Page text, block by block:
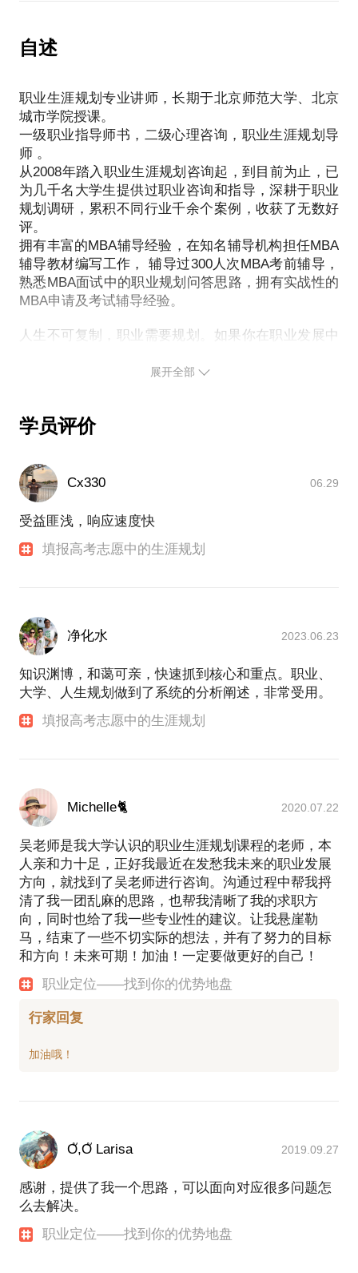
茫然是必然经历的人生状态，在很多阶段我们都会有
茫然无措的感受，作为专业的职业规划师，我会通过
企业类型的知识，综合来自家庭、兴趣、特长、学历
等多方面的考量，摒弃掉无益的思维束缚，为你找到
自身的市场价值与能够发挥自身优势的职场角色，给
出清晰的脉络，咨询时间是短暂的，但相信带给你有
效的思考方式是延展在生活中的。
如果你正在发愁找怎样的工作，纠结要不要换工作，
职业发展之路遇到了瓶颈……静下心来，给自己和我1
个小时。我将通过一些简单易懂的小工具，帮助你在1
个小时内作出切实有用的职业发展“起点、终点、路
如何从考生未来职业发展角度选择学校与专业
专业的就业实际情况和行业发展的形势
家长与考生的意见发生矛盾时，不同的“正确”标准 (志
向、就业、深造、录取、兼顾）
附：部分学科分类列表
1、理科类专业：数学、物理、化学、生物、地理、天
文学、地球物理、大气科学、力学、统计学、环境科
学、心理学、统计学等专业
2、工科类专业：力学、自动化类、计算机类、能源动
力类、建筑学、土木工程、电气工程、车辆工程等工
程技术类专业。
史性、法学、考古学、图书馆学、民族性等专业
5、经管类专业：工商管理、人力资源管理、国际经济
6、医护类专业：临床医学类、口腔医学类、公共卫生
与预防医学类、药学类、法医学类、护理学类
类、动物生产类、动物医学类、林学类
不交流，不听话， 不知感恩；
焦虑、暴怒，情绪不稳定；
如果您苦恼于这些问题，不知从何做起，
或者忙于工作，不能长时间陪伴孩子，又希望和孩子
保持亲密关系，
甚至是父母之间，与长辈之间的教育意见不能统一。
我会帮您：
1.找到家庭教育的最优方案；
2.切实改善亲子关系；
3.把话说到孩子的心里去，实现高效亲子沟通；
4.树立孩子积极向上的学习动力；
源；
让孩子更温暖，更有责任感，更愿意和家长平静交
让家长在家庭教育中，能抓到最关键，最核心的点，
自述
职业生涯规划专业讲师，长期于北京师范大学、北京
城市学院授课。
一级职业指导师书，二级心理咨询，职业生涯规划导
师 。
从2008年踏入职业生涯规划咨询起，到目前为止，已
为几千名大学生提供过职业咨询和指导，深耕于职业
规划调研，累积不同行业千余个案例，收获了无数好
评。
拥有丰富的MBA辅导经验，在知名辅导机构担任MBA
辅导教材编写工作， 辅导过300人次MBA考前辅导，
熟悉MBA面试中的职业规划问答思路，拥有实战性的
MBA申请及考试辅导经验。
人生不可复制，职业需要规划。如果你在职业发展中
展开全部
学员评价
Cx330 06.29
受益匪浅，响应速度快
填报高考志愿中的生涯规划
净化水 2023.06.23
知识渊博，和蔼可亲，快速抓到核心和重点。职业、
大学、人生规划做到了系统的分析阐述，非常受用。
填报高考志愿中的生涯规划
Michelle🐈 2020.07.22
吴老师是我大学认识的职业生涯规划课程的老师，本
人亲和力十足，正好我最近在发愁我未来的职业发展
方向，就找到了吴老师进行咨询。沟通过程中帮我捋
清了我一团乱麻的思路，也帮我清晰了我的求职方
向，同时也给了我一些专业性的建议。让我悬崖勒
马，结束了一些不切实际的想法，并有了努力的目标
和方向！未来可期！加油！一定要做更好的自己！
职业定位——找到你的优势地盘
行家回复
Oั,Oั Larisa 2019.09.27
感谢，提供了我一个思路，可以面向对应很多问题怎
么去解决。
职业定位——找到你的优势地盘